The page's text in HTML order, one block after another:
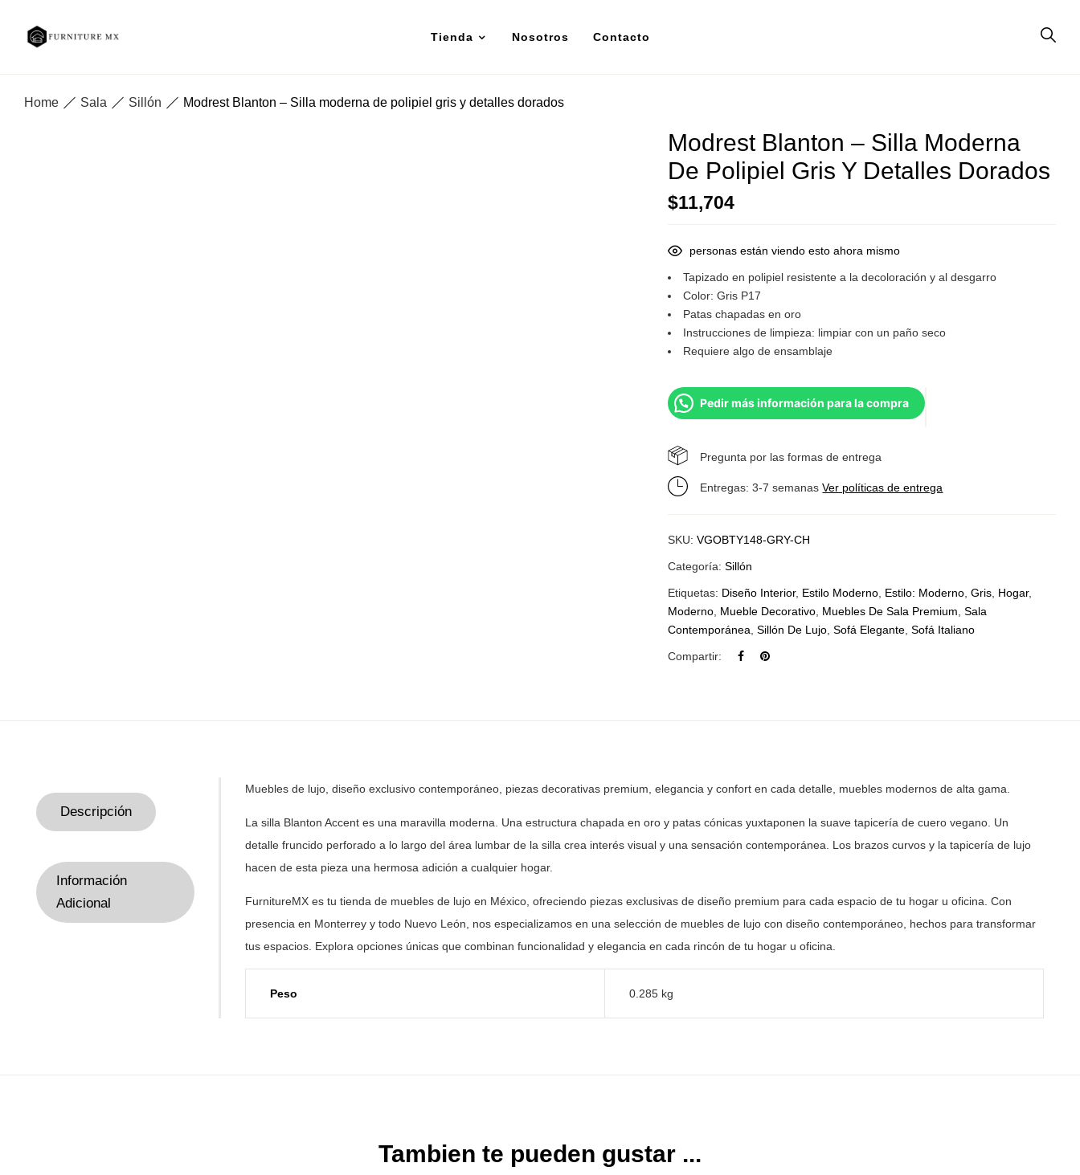
Tienda Nosotros Contacto
Home Sala Sillón Modrest Blanton – Silla moderna de polipiel gris y detalles dorados
Modrest Blanton – Silla Moderna
De Polipiel Gris Y Detalles Dorados
$11,704
personas están viendo esto ahora mismo
Tapizado en polipiel resistente a la decoloración y al desgarro
Color: Gris P17
Patas chapadas en oro
Instrucciones de limpieza: limpiar con un paño seco
Requiere algo de ensamblaje
Pedir más información para la compra
Pregunta por las formas de entrega
Entregas: 3-7 semanasVer políticas de entrega
SKU:VGOBTY148-GRY-CH
Categoría:Sillón
Etiquetas: Diseño Interior, Estilo Moderno Estilo: Moderno ,Gris Hogar,
Moderno Mueble Decorativo Muebles De Sala Premium ,Sala
Contemporánea ,Sillón De Lujo ,Sofá Elegante ,Sofá Italiano
Compartir:
Descripción
Información
Adicional
Muebles de lujo, diseño exclusivo contemporáneo, piezas decorativas premium, elegancia y confort en cada detalle, muebles modernos de alta gama.
La silla Blanton Accent es una maravilla moderna. Una estructura chapada en oro y patas cónicas yuxtaponen la suave tapicería de cuero vegano. Un
detalle fruncido perforado a lo largo del área lumbar de la silla crea interés visual y una sensación contemporánea. Los brazos curvos y la tapicería de lujo
hacen de esta pieza una hermosa adición a cualquier hogar.
FurnitureMX es tu tienda de muebles de lujo en México, ofreciendo piezas exclusivas de diseño premium para cada espacio de tu hogar u oficina. Con
presencia en Monterrey y todo Nuevo León, nos especializamos en una selección de muebles de lujo con diseño contemporáneo, hechos para transformar
tus espacios. Explora opciones únicas que combinan funcionalidad y elegancia en cada rincón de tu hogar u oficina.
Peso 0.285 kg
Tambien te pueden gustar ...